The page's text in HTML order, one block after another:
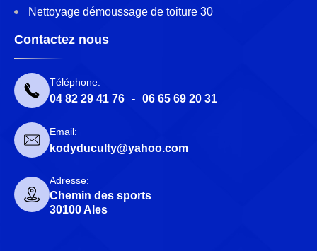
Nettoyage démoussage de toiture 30
Contactez nous
Téléphone:
04 82 29 41 76 - 06 65 69 20 31
Email:
kodyduculty@yahoo.com
Adresse:
Chemin des sports
30100 Ales